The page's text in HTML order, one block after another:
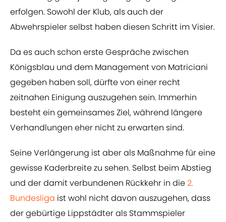
erfolgen. Sowohl der Klub, als auch der
Abwehrspieler selbst haben diesen Schritt im Visier.
Da es auch schon erste Gespräche zwischen
Königsblau und dem Management von Matriciani
gegeben haben soll, dürfte von einer recht
zeitnahen Einigung auszugehen sein. Immerhin
besteht ein gemeinsames Ziel, während längere
Verhandlungen eher nicht zu erwarten sind.
Seine Verlängerung ist aber als Maßnahme für eine
gewisse Kaderbreite zu sehen. Selbst beim Abstieg
und der damit verbundenen Rückkehr in die2.
Bundesliga ist wohl nicht davon auszugehen, dass
der gebürtige Lippstädter als Stammspieler